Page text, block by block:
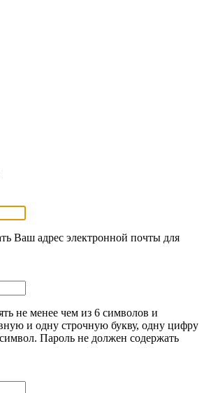
Ваш адрес электронной почты для
не менее чем из 6 символов и
и одну строчную букву, одну цифру
Пароль не должен содержать